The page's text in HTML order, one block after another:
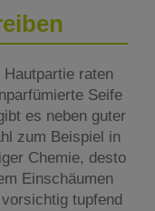
Hautpartie raten
Seife
es neben guter
zum Beispiel in
Chemie, desto
Einschäumen
tupfend